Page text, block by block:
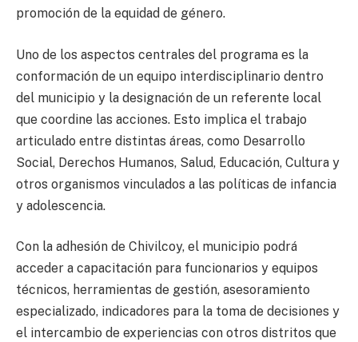
promoción de la equidad de género.
Uno de los aspectos centrales del programa es la
conformación de un equipo interdisciplinario dentro
del municipio y la designación de un referente local
que coordine las acciones. Esto implica el trabajo
articulado entre distintas áreas, como Desarrollo
Social, Derechos Humanos, Salud, Educación, Cultura y
otros organismos vinculados a las políticas de infancia
y adolescencia.
Con la adhesión de Chivilcoy, el municipio podrá
acceder a capacitación para funcionarios y equipos
técnicos, herramientas de gestión, asesoramiento
especializado, indicadores para la toma de decisiones y
el intercambio de experiencias con otros distritos que